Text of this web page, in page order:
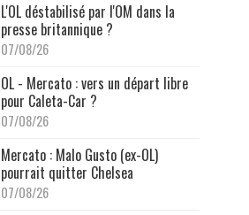
L'OL déstabilisé par l'OM dans la
presse britannique ?
07/08/26
OL - Mercato : vers un départ libre
pour Caleta-Car ?
07/08/26
Mercato : Malo Gusto (ex-OL)
pourrait quitter Chelsea
07/08/26